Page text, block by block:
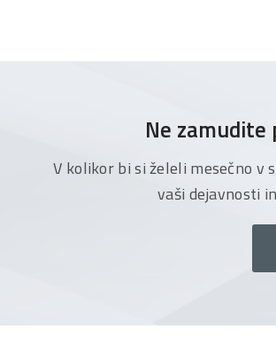
Ne
V kolikor bi si želeli mesečno v
vaši dejavnosti